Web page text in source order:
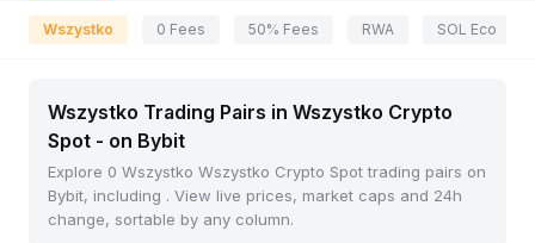
Wszystko 0 Fees 50% Fees RWA SOL Eco
Wszystko Trading Pairs in Wszystko Crypto
Spot - on Bybit
Explore 0 Wszystko Wszystko Crypto Spot trading pairs on
Bybit, including . View live prices, market caps and 24h
change, sortable by any column.